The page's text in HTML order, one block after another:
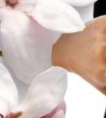
Контакты